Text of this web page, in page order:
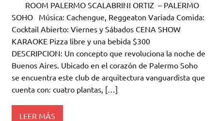
ROOM PALERMO SCALABRINI ORTIZ – PALERMO
SOHO Música: Cachengue, Reggeaton Variada Comida:
Cocktail Abierto: Viernes y Sábados CENA SHOW
KARAOKE Pizza libre y una bebida $300
DESCRIPCION: Un concepto que revoluciona la noche de
Buenos Aires. Ubicado en el corazón de Palermo Soho
se encuentra este club de arquitectura vanguardista que
cuenta con: cuatro plantas, […]
LEER MÁS